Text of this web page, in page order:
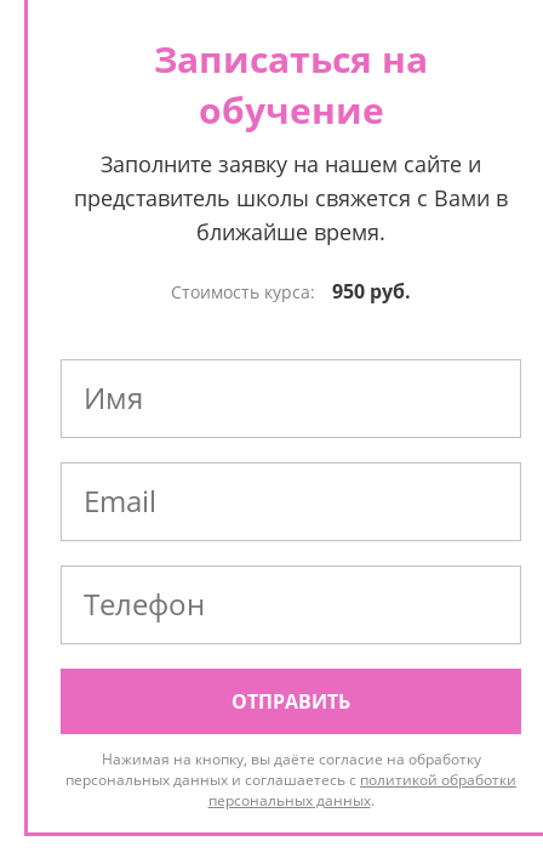
Записаться на
обучение
Заполните заявку на нашем сайте и
представитель школы свяжется с Вами в
ближайше время.
Стоимость курса: 950 руб.
ОТПРАВИТЬ
Нажимая на кнопку, вы даёте согласие на обработку
персональных данных и соглашаетесь с политикой обработки
персональных данных.